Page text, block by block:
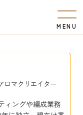
M EN U
ロマクリエイター
ィングや編成業務